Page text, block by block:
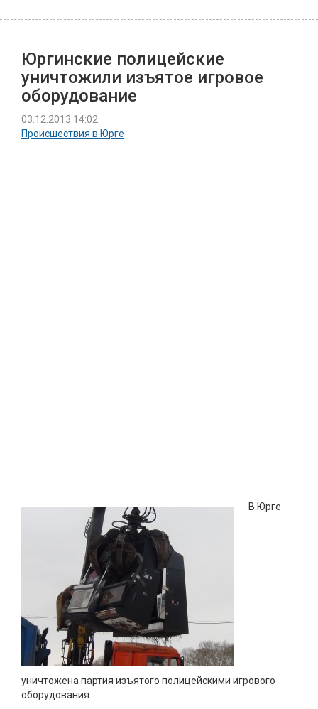
Юргинские полицейские
уничтожили изъятое игровое
оборудование
03.12.2013 14:02
Происшествия в Юрге
В Юрге
уничтожена партия изъятого полицейскими игрового
оборудования